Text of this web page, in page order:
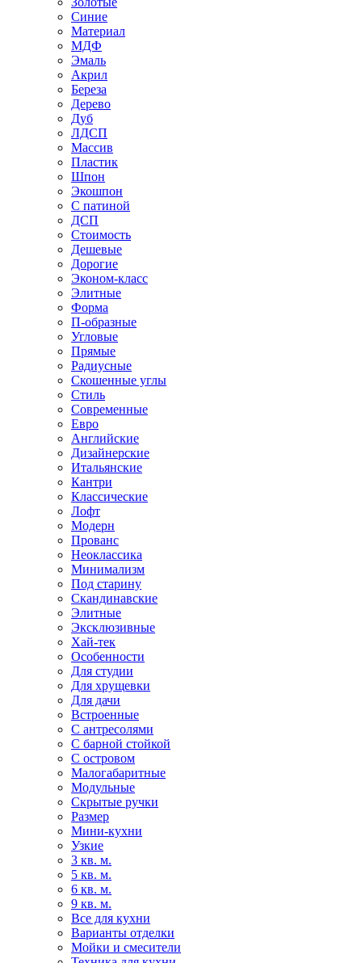
Синие
Материал
МДФ
Эмаль
Акрил
Береза
Дерево
Дуб
ЛДСП
Массив
Пластик
Шпон
Экошпон
С патиной
ДСП
Стоимость
Дешевые
Дорогие
Эконом-класс
Элитные
Форма
П-образные
Угловые
Прямые
Радиусные
Скошенные углы
Стиль
Современные
Евро
Английские
Дизайнерские
Итальянские
Кантри
Классические
Лофт
Модерн
Прованс
Неоклассика
Минимализм
Под старину
Скандинавские
Элитные
Эксклюзивные
Хай-тек
Особенности
Для студии
Для хрущевки
Для дачи
Встроенные
С антресолями
С барной стойкой
С островом
Малогабаритные
Модульные
Скрытые ручки
Размер
Мини-кухни
Узкие
3 кв. м.
5 кв. м.
6 кв. м.
9 кв. м.
Все для кухни
Варианты отделки
Мойки и смесители